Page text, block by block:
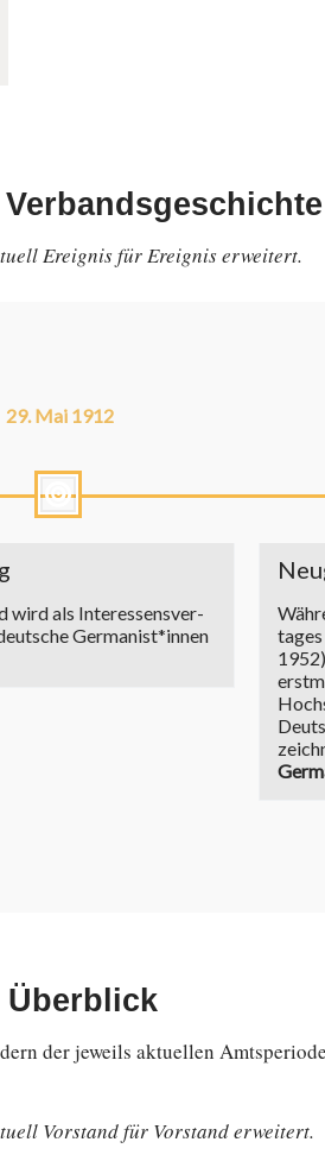
Er­eig­nis für Er­eig­nis erweitert.
29. Mai 1912
wird als In­ter­es­sens­ver­
Germanist*innen
Überblick
der jeweils ak­tu­el­len
Vor­stand für Vor­stand erweitert.